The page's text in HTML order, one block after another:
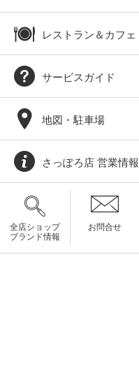
レストラン＆カフェ
サービスガイド
地図・駐車場
さっぽろ店 営業情報
全店ショップ
ブランド情報
お問合せ